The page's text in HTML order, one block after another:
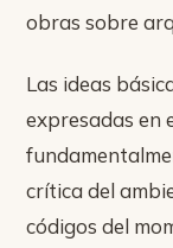
Voluntariado
Contacto
obras sobre
Las ideas
expresadas en
crítica del
códigos del